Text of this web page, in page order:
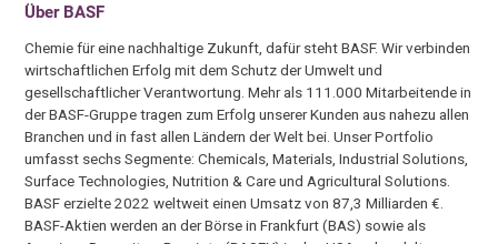
Über BASF
Chemie für eine nachhaltige Zukunft, dafür steht BASF. Wir verbinden
wirtschaftlichen Erfolg mit dem Schutz der Umwelt und
gesellschaftlicher Verantwortung. Mehr als 111.000 Mitarbeitende in
der BASF-Gruppe tragen zum Erfolg unserer Kunden aus nahezu allen
Branchen und in fast allen Ländern der Welt bei. Unser Portfolio
umfasst sechs Segmente: Chemicals, Materials, Industrial Solutions,
Surface Technologies, Nutrition & Care und Agricultural Solutions.
BASF erzielte 2022 weltweit einen Umsatz von 87,3 Milliarden €.
BASF-Aktien werden an der Börse in Frankfurt (BAS) sowie als